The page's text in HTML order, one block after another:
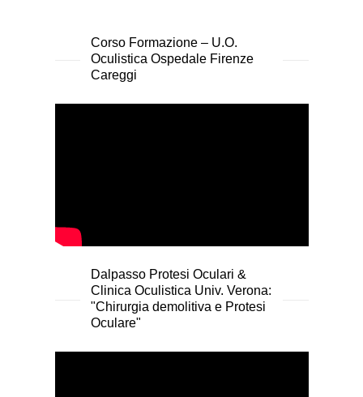
Corso Formazione – U.O.
Oculistica Ospedale Firenze
Careggi
Dalpasso Protesi Oculari &
Clinica Oculistica Univ. Verona:
"Chirurgia demolitiva e Protesi
Oculare"